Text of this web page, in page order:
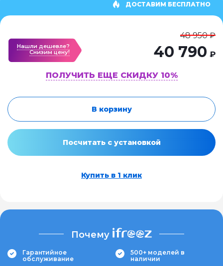
ДОСТАВИМ БЕСПЛАТНО
Нашли дешевле?
Cнизим цену!
48 950 ₽
40 790 ₽
ПОЛУЧИТЬ ЕЩЕ СКИДКУ 10%
В корзину
Посчитать с установкой
Купить в 1 клик
Почему
Гарантийное
обслуживание
500+ моделей в
наличии